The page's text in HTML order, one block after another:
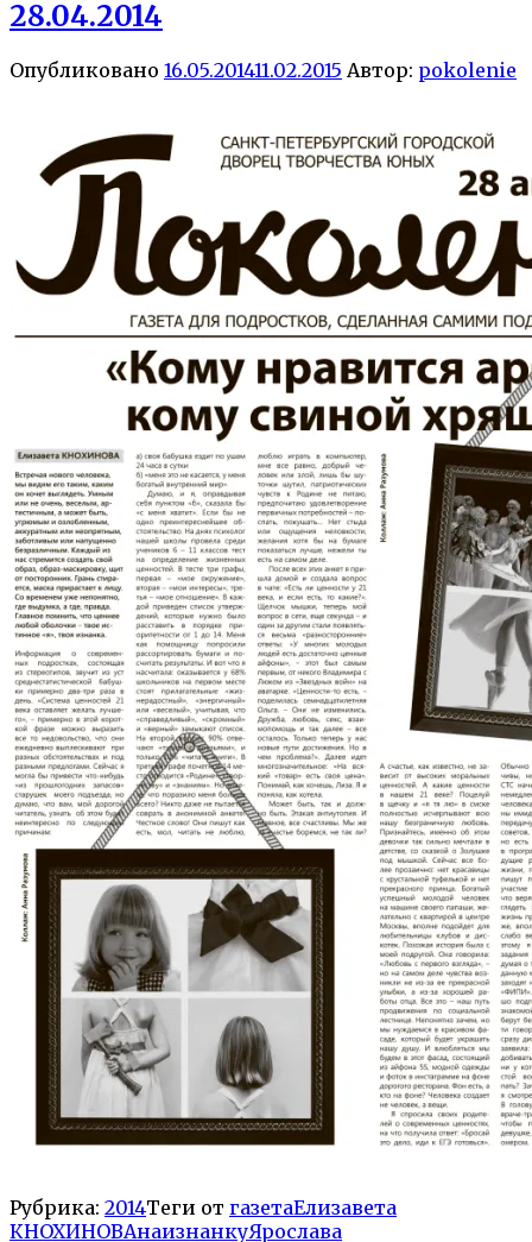
28.04.2014
Опубликовано 16.05.201411.02.2015 Автор: pokolenie
Рубрика: 2014Теги от газетаЕлизавета
КНОХИНОВАнаизнанкуЯрослава